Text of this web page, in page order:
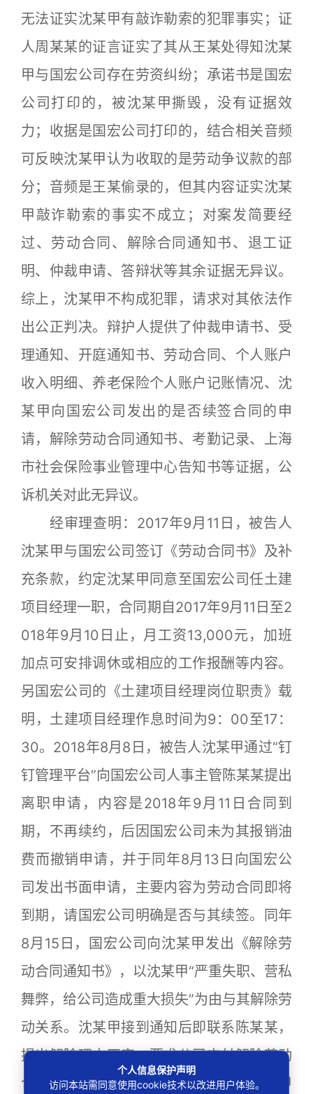
无法证实沈某甲有敲诈勒索的犯罪事实；证
人周某某的证言证实了其从王某处得知沈某
甲与国宏公司存在劳资纠纷；承诺书是国宏
公司打印的，被沈某甲撕毁，没有证据效
力；收据是国宏公司打印的，结合相关音频
可反映沈某甲认为收取的是劳动争议款的部
分；音频是王某偷录的，但其内容证实沈某
甲敲诈勒索的事实不成立；对案发简要经
过、劳动合同、解除合同通知书、退工证
明、仲裁申请、答辩状等其余证据无异议。
综上，沈某甲不构成犯罪，请求对其依法作
出公正判决。辩护人提供了仲裁申请书、受
理通知、开庭通知书、劳动合同、个人账户
收入明细、养老保险个人账户记账情况、沈
某甲向国宏公司发出的是否续签合同的申
请，解除劳动合同通知书、考勤记录、上海
市社会保险事业管理中心告知书等证据，公
诉机关对此无异议。
经审理查明：2017年9月11日，被告人
沈某甲与国宏公司签订《劳动合同书》及补
充条款，约定沈某甲同意至国宏公司任土建
项目经理一职，合同期自2017年9月11日至2
018年9月10日止，月工资13,000元，加班
加点可安排调休或相应的工作报酬等内容。
另国宏公司的《土建项目经理岗位职责》载
明，土建项目经理作息时间为9：00至17：
30。2018年8月8日，被告人沈某甲通过“钉
钉管理平台”向国宏公司人事主管陈某某提出
离职申请，内容是2018年9月11日合同到
期，不再续约，后因国宏公司未为其报销油
费而撤销申请，并于同年8月13日向国宏公
司发出书面申请，主要内容为劳动合同即将
到期，请国宏公司明确是否与其续签。同年
8月15日，国宏公司向沈某甲发出《解除劳
动合同通知书》，以沈某甲“严重失职、营私
舞弊，给公司造成重大损失”为由与其解除劳
动关系。沈某甲接到通知后即联系陈某某，
提出解除理由不实，要求公司支付解除劳动
合同赔偿金及加班费等费用，遭拒，沈某甲
个人信息保护声明
访问本站需同意使用cookie技术以改进用户体验。